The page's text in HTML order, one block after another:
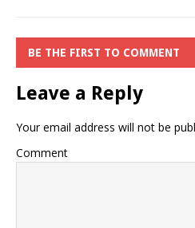
BE THE FIRST TO COMMENT
Leave a Reply
Your email address will not be
Comment